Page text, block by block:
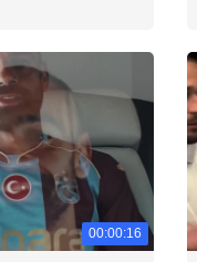
00:00:16